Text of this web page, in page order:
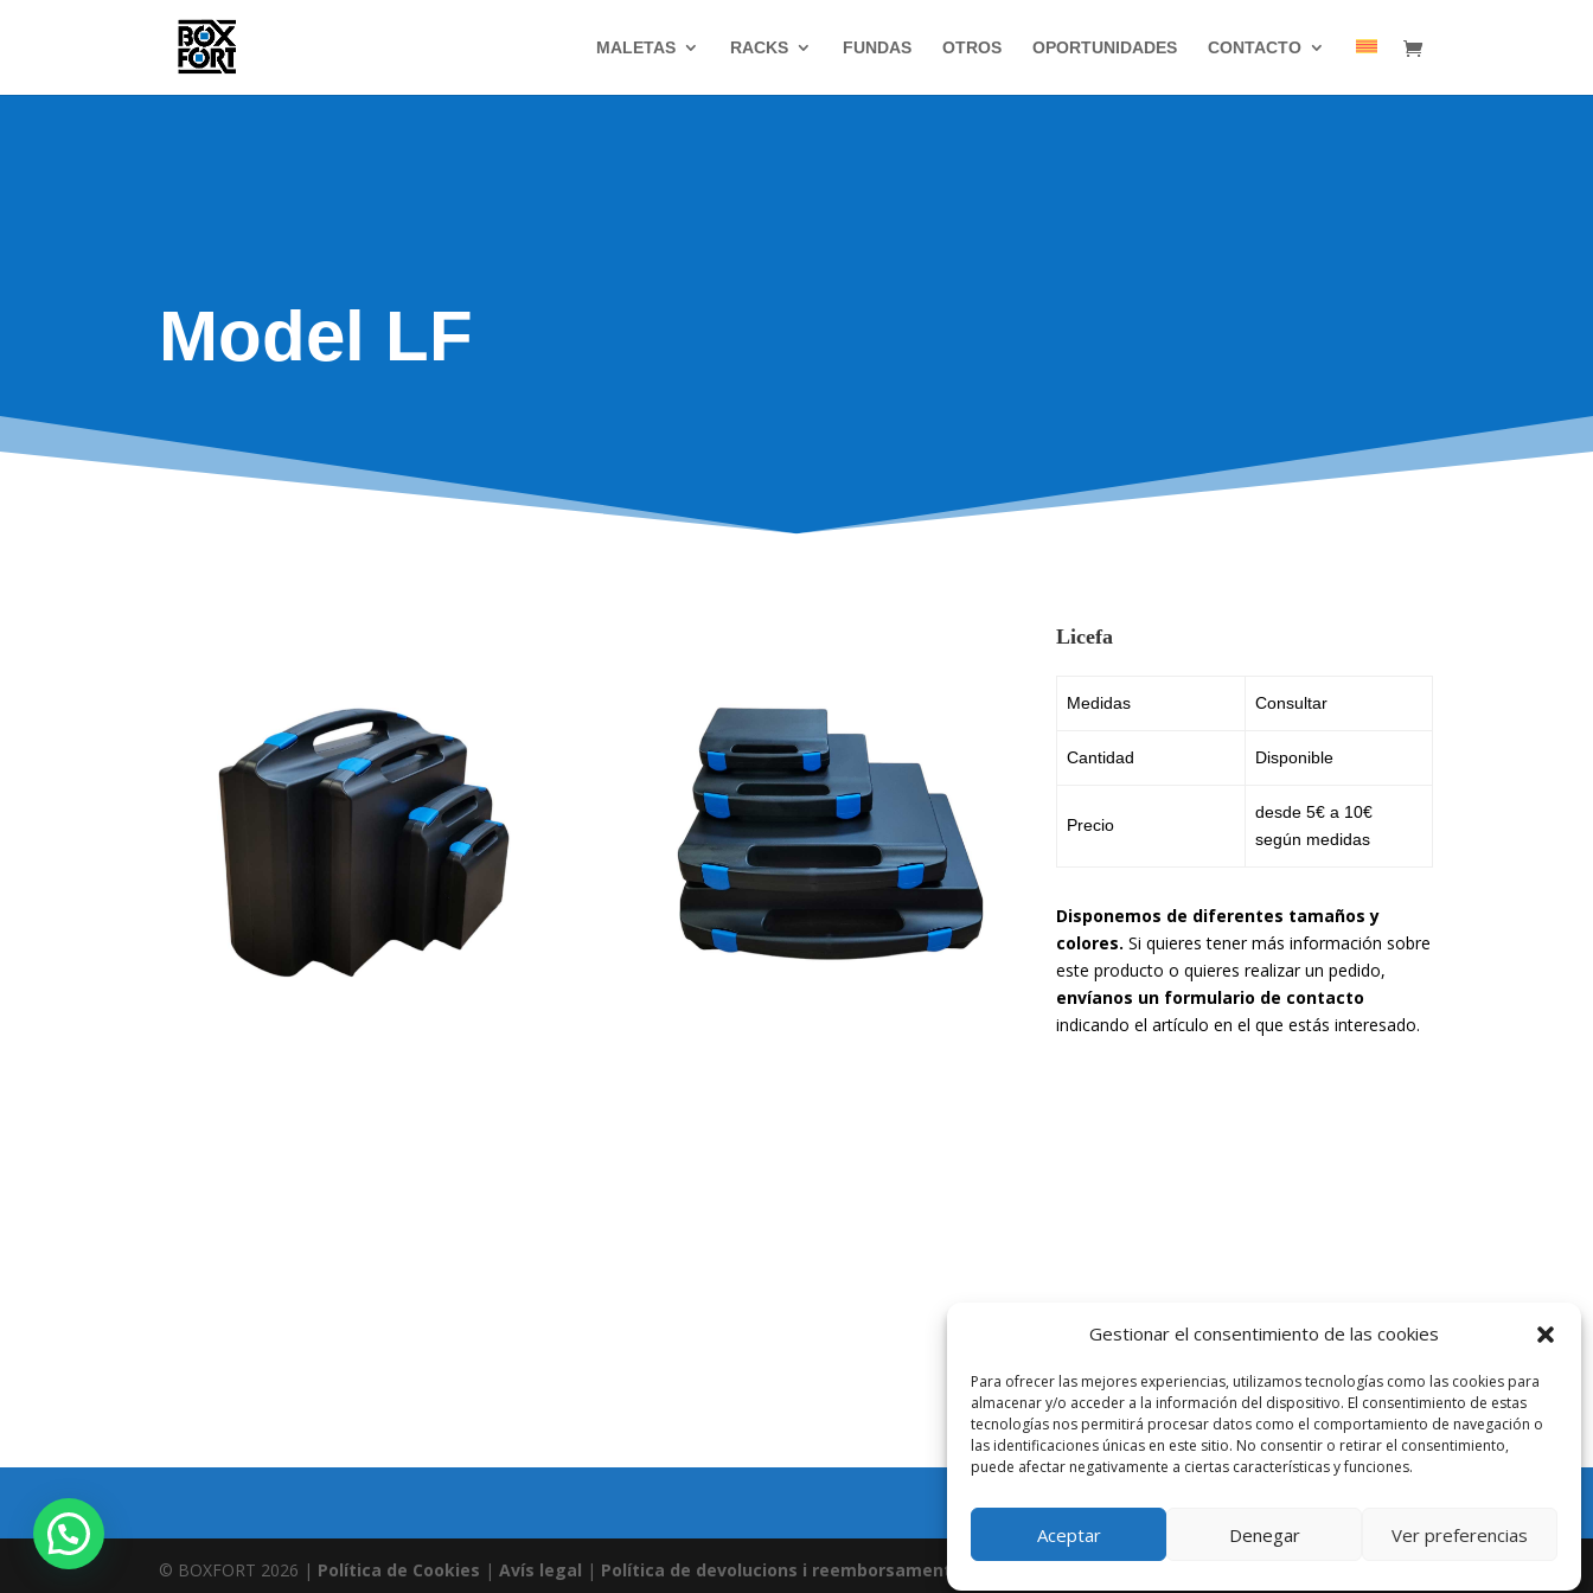
Gestionar el consentimiento de las cookies
Para ofrecer las mejores experiencias, utilizamos tecnologías como las cookies para
almacenar y/o acceder a la información del dispositivo. El consentimiento de estas
tecnologías nos permitirá procesar datos como el comportamiento de navegación o
las identificaciones únicas en este sitio. No consentir o retirar el consentimiento,
puede afectar negativamente a ciertas características y funciones.
Aceptar Denegar Ver preferencias
MALETAS RACKS FUNDAS OTROS OPORTUNIDADES CONTACTO
Model LF
Licefa
Medidas Consultar
Cantidad Disponible
Precio
desde 5€ a 10€
según medidas
Disponemos de diferentes tamaños y
colores. Si quieres tener más información sobre
este producto o quieres realizar un pedido,
envíanos un formulario de contacto
indicando el artículo en el que estás interesado.
© BOXFORT 2026 | Política de Cookies |Avís legal | Política de devolucions i reemborsaments